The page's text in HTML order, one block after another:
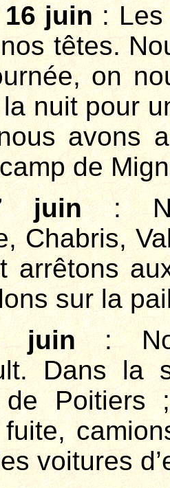
juin: Les
têtes.
on
nuit pour
avons
de
juin:
Chabris,
arrêtons
sur la
juin :
Dans la
de
voitures